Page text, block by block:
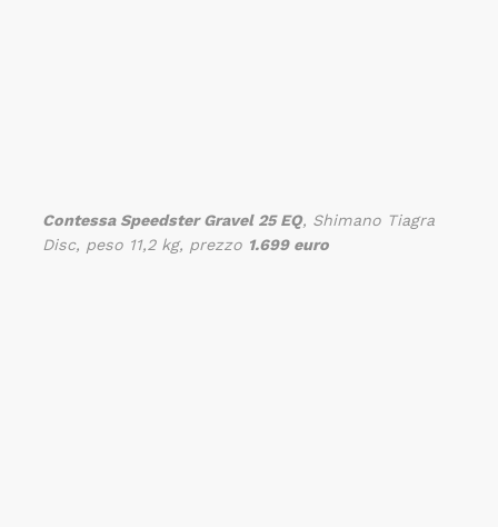
Contessa Speedster Gravel 25 EQ, Shimano Tiagra
Disc, peso 11,2 kg, prezzo 1.699 euro